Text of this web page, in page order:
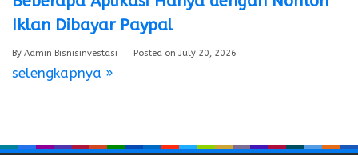
Iklan Dibayar Paypal
By Admin Bisnisinvestasi Posted on July 20, 2026
selengkapnya »